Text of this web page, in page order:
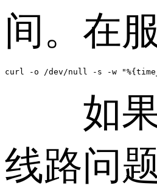
间。在
curl -o /dev/null -s -w
如果
线路问